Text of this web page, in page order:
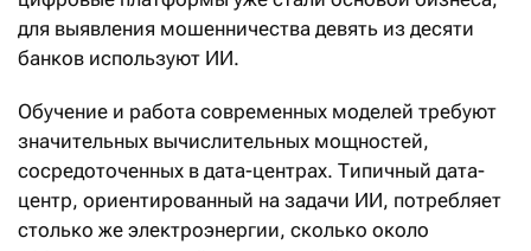
для выявления мошенничества девять из десяти
банков используют ИИ.
Обучение и работа современных моделей требуют
значительных вычислительных мощностей,
сосредоточенных в дата-центрах. Типичный дата-
центр, ориентированный на задачи ИИ, потребляет
столько же электроэнергии, сколько около